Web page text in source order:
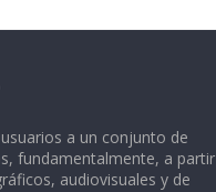
a un conjunto de
fundamentalmente, a partir
audiovisuales y de